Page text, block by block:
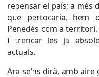
repensar el país; a més
que pertocaria, hem
Penedès com a
I trencar les ja
actuals.
Ara se’ns dirà, amb